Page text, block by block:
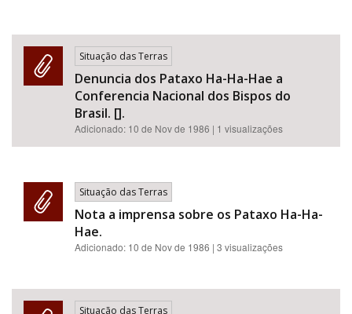
Situação das Terras
Denuncia dos Pataxo Ha-Ha-Hae a
Conferencia Nacional dos Bispos do
Brasil. [].
Adicionado: 10 de Nov de 1986 | 1 visualizações
Situação das Terras
Nota a imprensa sobre os Pataxo Ha-Ha-
Hae.
Adicionado: 10 de Nov de 1986 | 3 visualizações
Situação das Terras